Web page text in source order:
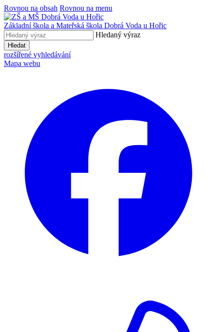
Rovnou na obsah Rovnou na menu
Základní škola a Mateřská škola Dobrá Voda u Hořic
Hledaný výraz
Hledat
rozšířené vyhledávání
Mapa webu